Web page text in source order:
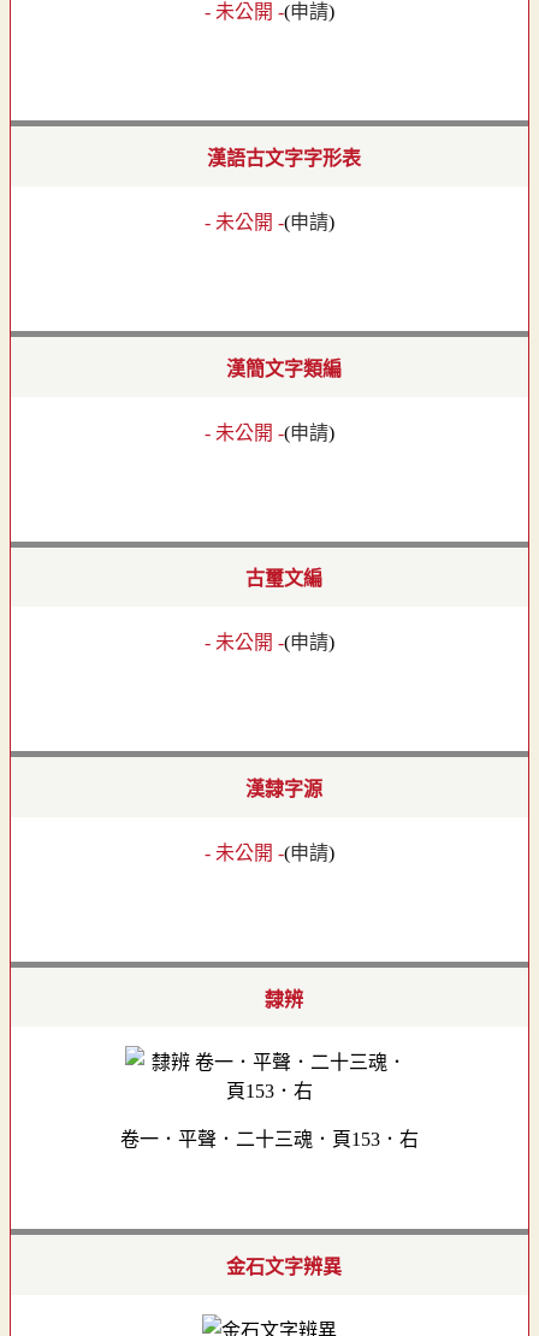
- 未公開 -(申請)
漢語古文字字形表
- 未公開 -(申請)
漢簡文字類編
- 未公開 -(申請)
古璽文編
- 未公開 -(申請)
漢隸字源
- 未公開 -(申請)
隸辨
卷一．平聲．二十三魂．頁153．右
金石文字辨異